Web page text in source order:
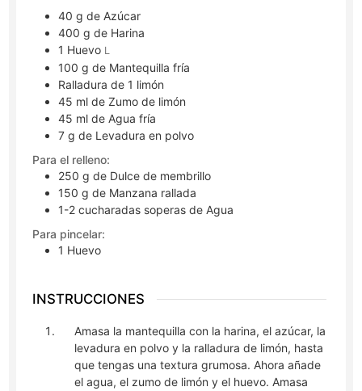
40 g de Azúcar
400 g de Harina
1 Huevo L
100 g de Mantequilla fría
Ralladura de 1 limón
45 ml de Zumo de limón
45 ml de Agua fría
7 g de Levadura en polvo
Para el relleno:
250 g de Dulce de membrillo
150 g de Manzana rallada
1-2 cucharadas soperasde Agua
Para pincelar:
1 Huevo
INSTRUCCIONES
Amasa la mantequilla con la harina, el azúcar, la
levadura en polvo y la ralladura de limón, hasta
que tengas una textura grumosa. Ahora añade
el agua, el zumo de limón y el huevo. Amasa